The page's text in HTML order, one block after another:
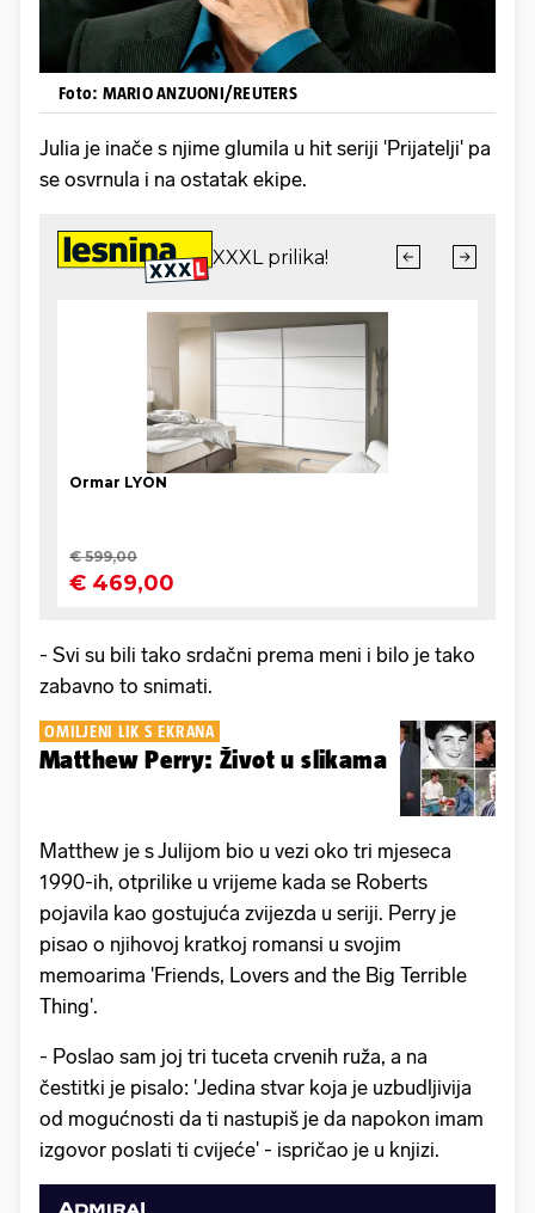
Foto: MARIO ANZUONI/REUTERS
Julia je inače s njime glumila u hit seriji 'Prijatelji' pa
se osvrnula i na ostatak ekipe.
- Svi su bili tako srdačni prema meni i bilo je tako
zabavno to snimati.
OMILJENI LIK S EKRANA
Matthew Perry: Život u slikama
Matthew je s Julijom bio u vezi oko tri mjeseca
1990-ih, otprilike u vrijeme kada se Roberts
pojavila kao gostujuća zvijezda u seriji. Perry je
pisao o njihovoj kratkoj romansi u svojim
memoarima 'Friends, Lovers and the Big Terrible
Thing'.
- Poslao sam joj tri tuceta crvenih ruža, a na
čestitki je pisalo: 'Jedina stvar koja je uzbudljivija
od mogućnosti da ti nastupiš je da napokon imam
izgovor poslati ti cvijeće' - ispričao je u knjizi.